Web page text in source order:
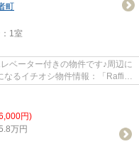
町
1室
ベーター付きの物件です♪周辺に
るイチオシ物件情報：「Raffine
円)
万円